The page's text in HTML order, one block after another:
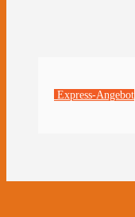
Express-Angebot